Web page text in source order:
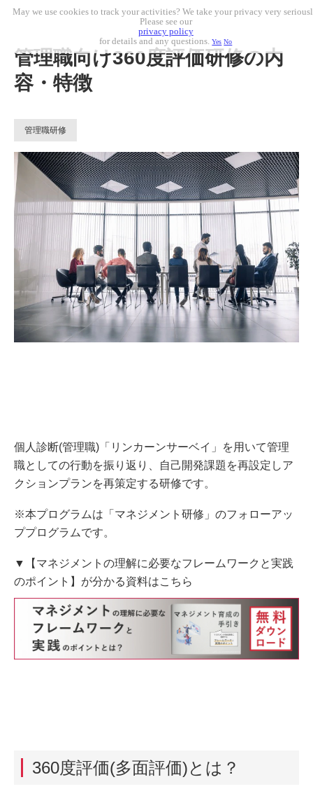
管理職向け360度評価研修の内
容・特徴
管理職研修
個人診断(管理職)「リンカーンサーベイ」を用いて管理
職としての行動を振り返り、自己開発課題を再設定しア
クションプランを再策定する研修です。
※本プログラムは「マネジメント研修」のフォローアッ
ププログラムです。
▼【マネジメントの理解に必要なフレームワークと実践
のポイント】が分かる資料はこちら
360度評価(多面評価)とは？
May we use cookies to track your activities? We take your privacy very
Please see our
privacy policy
for details and any questions.Yes No